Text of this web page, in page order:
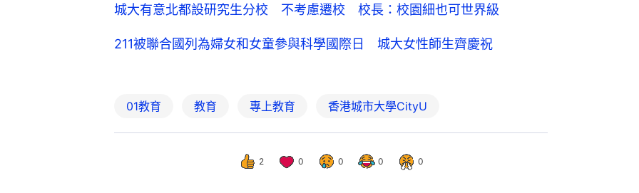
城大有意北都設研究生分校 不考慮遷校 校長：校園細也可世界級
211被聯合國列為婦女和女童參與科學國際日 城大女性師生齊慶祝
01教育 教育 專上教育 香港城市大學CityU
2 0 0 0 0